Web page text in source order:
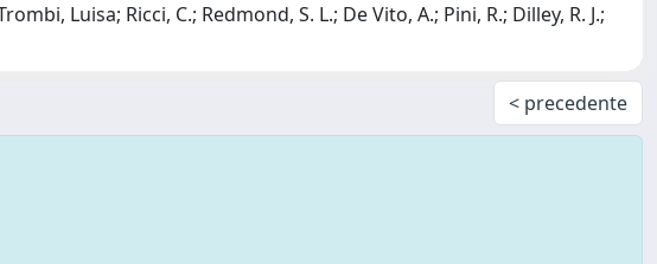
Luisa; Ricci, C.; Redmond, S. L.; De Vito, A.; Pini, R.; Dilley, R. J.;
< precedente